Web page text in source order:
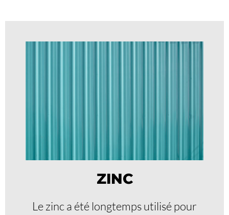
ZINC
Le zinc a été longtemps utilisé pour